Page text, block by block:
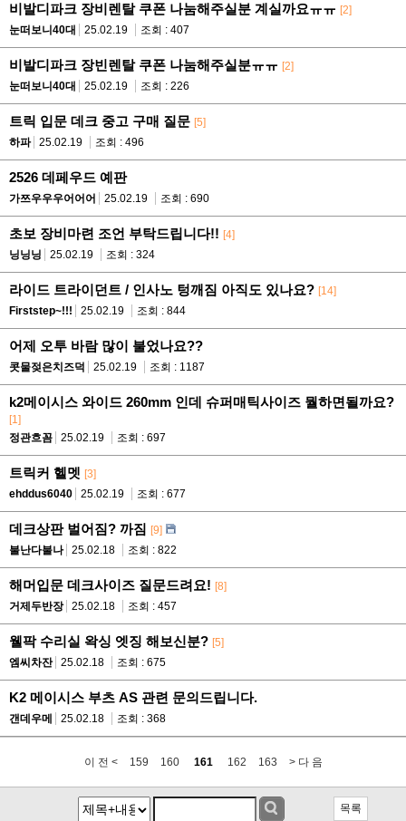
비발디파크 장비렌탈 쿠폰 나눔해주실분 계실까요ㅠㅠ [2]
눈떠보니40대
25.02.19 조회 : 407
비발디파크 장빈렌탈 쿠폰 나눔해주실분ㅠㅠ [2]
눈떠보니40대
25.02.19 조회 : 226
트릭 입문 데크 중고 구매 질문 [5]
하파
25.02.19 조회 : 496
2526 데페우드 예판
가쯔우우우어어어 25.02.19 조회 : 690
초보 장비마련 조언 부탁드립니다!! [4]
닝닝닝
25.02.19 조회 : 324
라이드 트라이던트 / 인사노 텅깨짐 아직도 있나요? [14]
Firststep~!!!
25.02.19 조회 : 844
어제 오투 바람 많이 불었나요??
콧물젖은치즈덕 25.02.19 조회 : 1187
k2메이시스 와이드 260mm 인데 슈퍼매틱사이즈 뭘하면될까요?
[1]
정관흐꼼
25.02.19 조회 : 697
트릭커 헬멧 [3]
ehddus6040
25.02.19 조회 : 677
데크상판 벌어짐? 까짐 [9]
불난다불나
25.02.18 조회 : 822
해머입문 데크사이즈 질문드려요! [8]
거제두반장
25.02.18 조회 : 457
웰팍 수리실 왁싱 엣징 해보신분? [5]
엠씨차잔
25.02.18 조회 : 675
K2 메이시스 부츠 AS 관련 문의드립니다.
갠데우메 25.02.18 조회 : 368
이 전 < 159 160 161 162 163 > 다 음
목록